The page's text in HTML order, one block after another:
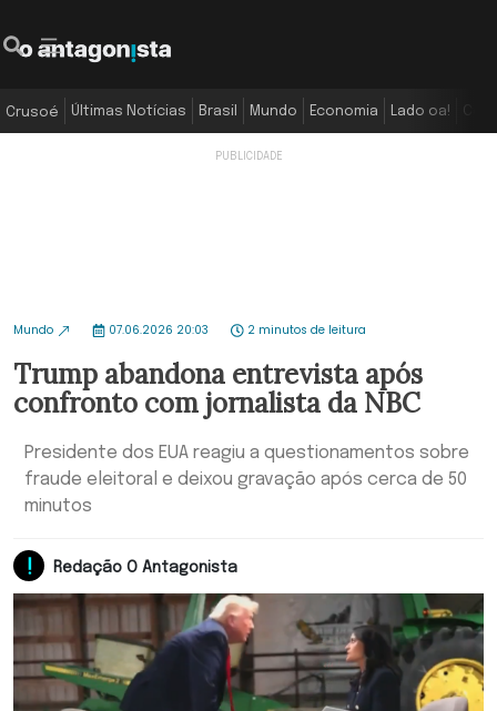
Crusoé Últimas Notícias Brasil Mundo Economia Lado oa!
Mundo 07.06.2026 20:03 2 minutos de leitura
Trump abandona entrevista após
confronto com jornalista da NBC
Presidente dos EUA reagiu a questionamentos sobre
fraude eleitoral e deixou gravação após cerca de 50
minutos
Redação O Antagonista